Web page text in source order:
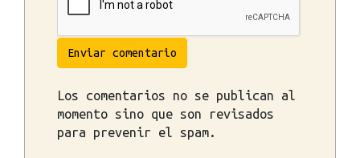
Enviar comentario
Los comentarios no se publican al
momento sino que son revisados
para prevenir el spam.